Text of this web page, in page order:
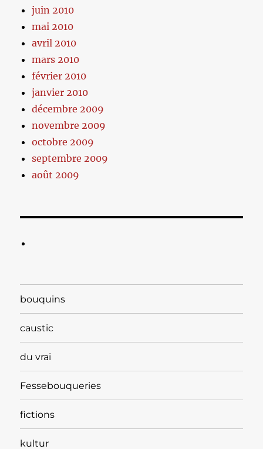
juin 2010
mai 2010
avril 2010
mars 2010
février 2010
janvier 2010
décembre 2009
novembre 2009
octobre 2009
septembre 2009
août 2009
bouquins
caustic
du vrai
Fessebouqueries
fictions
kultur